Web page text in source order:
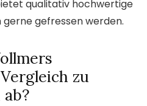
qualitativ hochwertige
gerne gefressen werden.
zu